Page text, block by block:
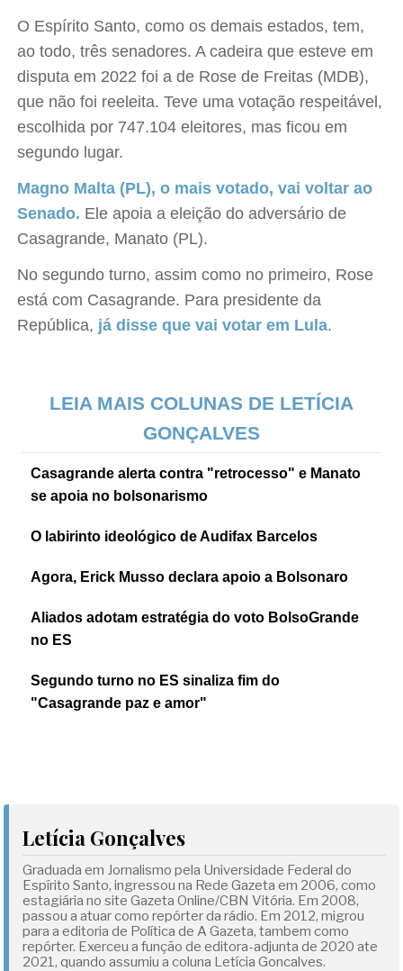
O Espírito Santo, como os demais estados, tem,
ao todo, três senadores. A cadeira que esteve em
disputa em 2022 foi a de Rose de Freitas (MDB),
que não foi reeleita. Teve uma votação respeitável,
escolhida por 747.104 eleitores, mas ficou em
segundo lugar.
Magno Malta (PL), o mais votado, vai voltar ao
Senado. Ele apoia a eleição do adversário de
Casagrande, Manato (PL).
No segundo turno, assim como no primeiro, Rose
está com Casagrande. Para presidente da
República, já disse que vai votar em Lula.
LEIA MAIS COLUNAS DE LETÍCIA
GONÇALVES
Casagrande alerta contra "retrocesso" e Manato
se apoia no bolsonarismo
O labirinto ideológico de Audifax Barcelos
Agora, Erick Musso declara apoio a Bolsonaro
Aliados adotam estratégia do voto BolsoGrande
no ES
Segundo turno no ES sinaliza fim do
"Casagrande paz e amor"
Letícia Gonçalves
Graduada em Jornalismo pela Universidade Federal do
Espírito Santo, ingressou na Rede Gazeta em 2006, como
estagiária no site Gazeta Online/CBN Vitória. Em 2008,
passou a atuar como repórter da rádio. Em 2012, migrou
para a editoria de Política de A Gazeta, tambem como
repórter. Exerceu a função de editora-adjunta de 2020 ate
2021, quando assumiu a coluna Letícia Goncalves.